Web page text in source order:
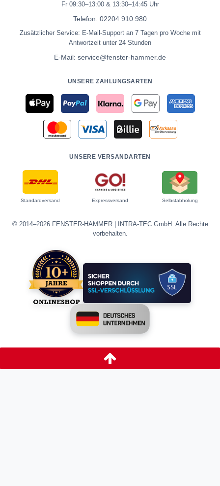
Fr 09:30–13:00 & 13:30–14:45 Uhr
Telefon: 02204 910 980
Zusätzlicher Service: E-Mail-Support an 7 Tagen pro Woche mit
Antwortzeit unter 24 Stunden
E-Mail: service@fenster-hammer.de
UNSERE ZAHLUNGSARTEN
UNSERE VERSANDARTEN
Standardversand Expressversand Selbstabholung
© 2014–2026 FENSTER-HAMMER | INTRA-TEC GmbH. Alle Rechte
vorbehalten.